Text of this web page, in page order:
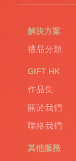
解決方案
禮品分類
GIFT HK
作品集
關於我們
聯絡我們
其他服務